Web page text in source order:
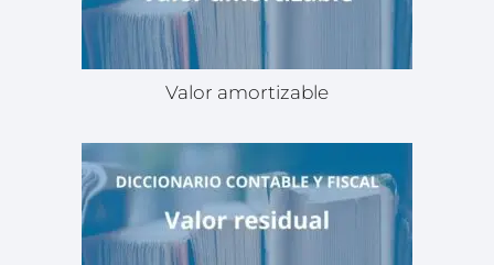
Valor amortizable